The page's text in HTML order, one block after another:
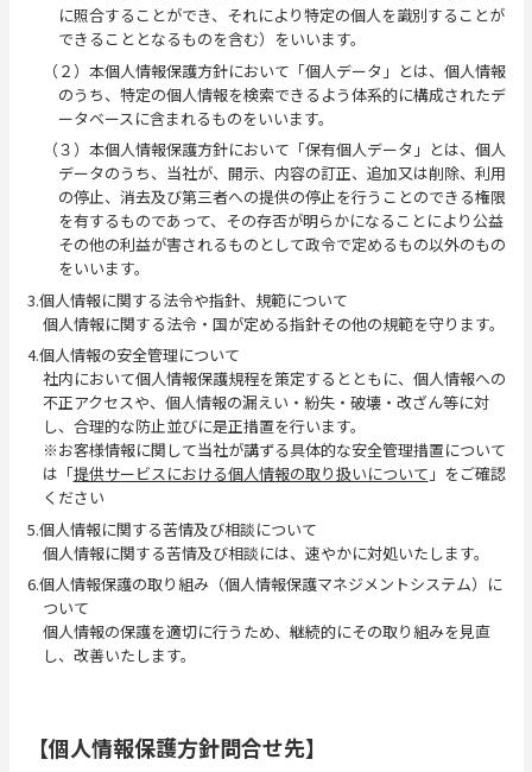
に照合することができ、それにより特定の個人を識別することが
できることとなるものを含む）をいいます。
（２）本個人情報保護方針において「個人データ」とは、個人情報
のうち、特定の個人情報を検索できるよう体系的に構成されたデ
ータベースに含まれるものをいいます。
（３）本個人情報保護方針において「保有個人データ」とは、個人
データのうち、当社が、開示、内容の訂正、追加又は削除、利用
の停止、消去及び第三者への提供の停止を行うことのできる権限
を有するものであって、その存否が明らかになることにより公益
その他の利益が害されるものとして政令で定めるもの以外のもの
をいいます。
3.個人情報に関する法令や指針、規範について
個人情報に関する法令・国が定める指針その他の規範を守ります。
4.個人情報の安全管理について
社内において個人情報保護規程を策定するとともに、個人情報への
不正アクセスや、個人情報の漏えい・紛失・破壊・改ざん等に対
し、合理的な防止並びに是正措置を行います。
※お客様情報に関して当社が講ずる具体的な安全管理措置について
は「提供サービスにおける個人情報の取り扱いについて 」をご確認
ください
5.個人情報に関する苦情及び相談について
個人情報に関する苦情及び相談には、速やかに対処いたします。
6.個人情報保護の取り組み（個人情報保護マネジメントシステム）に
ついて
個人情報の保護を適切に行うため、継続的にその取り組みを見直
し、改善いたします。
【個人情報保護方針問合せ先】